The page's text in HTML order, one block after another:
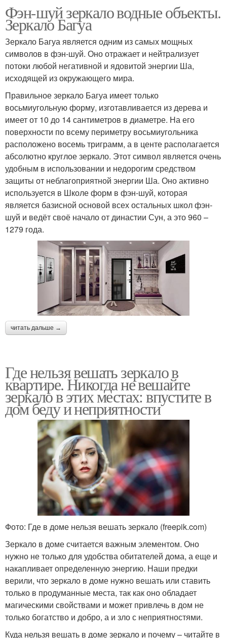
Фэн-шуй зеркало водные объекты.
Зеркало Багуа
Зеркало Багуа является одним из самых мощных
символов в фэн-шуй. Оно отражает и нейтрализует
потоки любой негативной и ядовитой энергии Ша,
исходящей из окружающего мира.
Правильное зеркало Багуа имеет только
восьмиугольную форму, изготавливается из дерева и
имеет от 10 до 14 сантиметров в диаметре. На его
поверхности по всему периметру восьмиугольника
расположено восемь триграмм, а в центе располагается
абсолютно круглое зеркало. Этот символ является очень
удобным в использовании и недорогим средством
защиты от неблагоприятной энергии Ша. Оно активно
используется в Школе форм в фэн-шуй, которая
является базисной основой всех остальных школ фэн-
шуй и ведёт своё начало от династии Сун, а это 960 –
1279 года.
читать дальше →
Где нельзя вешать зеркало в
квартире. Никогда не вешайте
зеркало в этих местах: впустите в
дом беду и неприятности
Фото: Где в доме нельзя вешать зеркало (freepik.com)
Зеркало в доме считается важным элементом. Оно
нужно не только для удобства обитателей дома, а еще и
накапливает определенную энергию. Наши предки
верили, что зеркало в доме нужно вешать или ставить
только в продуманные места, так как оно обладает
магическими свойствами и может привлечь в дом не
только богатство и добро, а и зло с неприятностями.
Куда нельзя вешать в доме зеркало и почему – читайте в